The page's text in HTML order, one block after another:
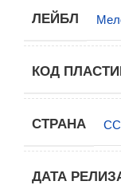
ЛЕЙБЛ
КОД
СТРАНА
ДАТА